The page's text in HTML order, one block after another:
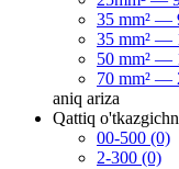
35 mm² —
35 mm² —
50 mm² —
70 mm² —
aniq ariza
Qattiq
00-500 (0)
2-300 (0)